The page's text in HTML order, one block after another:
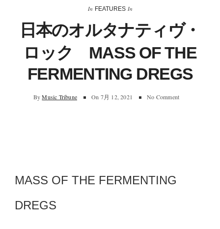
In FEATURES In
日本のオルタナティヴ・
ロック MASS OF THE
FERMENTING DREGS
By Music Tribune On 7月 12, 2021 No Comment
MASS OF THE FERMENTING
DREGS